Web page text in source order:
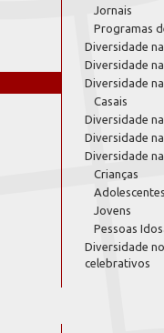
Jornais
Programas
Diversidade
Diversidade
Diversidade
Casais
Diversidade
Diversidade
Diversidade
Crianças
Adolescentes
Jovens
Pessoas
Diversidade
celebrativos